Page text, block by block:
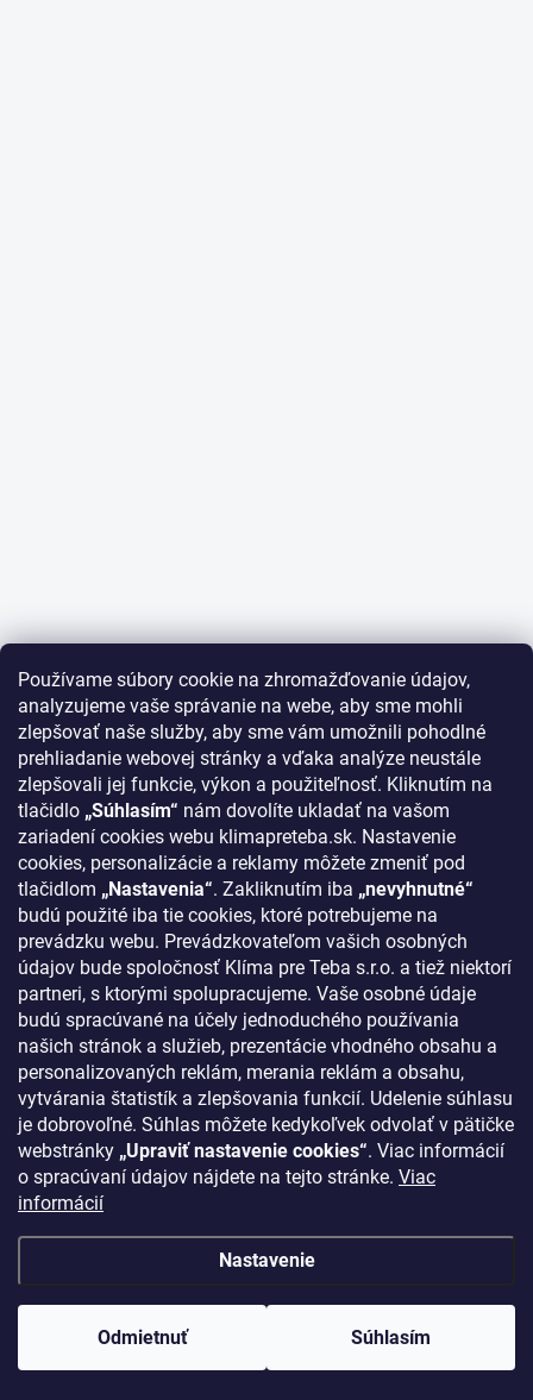
Používame súbory cookie na zhromažďovanie údajov,
analyzujeme vaše správanie na webe, aby sme mohli
zlepšovať naše služby, aby sme vám umožnili pohodlné
prehliadanie webovej stránky a vďaka analýze neustále
zlepšovali jej funkcie, výkon a použiteľnosť. Kliknutím na
tlačidlo „Súhlasím“ nám dovolíte ukladať na vašom
zariadení cookies webu klimapreteba.sk. Nastavenie
cookies, personalizácie a reklamy môžete zmeniť pod
tlačidlom „Nastavenia“. Zakliknutím iba „nevyhnutné“
budú použité iba tie cookies, ktoré potrebujeme na
prevádzku webu. Prevádzkovateľom vašich osobných
údajov bude spoločnosť Klíma pre Teba s.r.o. a tiež niektorí
partneri, s ktorými spolupracujeme. Vaše osobné údaje
budú spracúvané na účely jednoduchého používania
našich stránok a služieb, prezentácie vhodného obsahu a
personalizovaných reklám, merania reklám a obsahu,
vytvárania štatistík a zlepšovania funkcií. Udelenie súhlasu
je dobrovoľné. Súhlas môžete kedykoľvek odvolať v pätičke
webstránky „Upraviť nastavenie cookies“. Viac informácií
o spracúvaní údajov nájdete na tejto stránke. Viac
informácií
Nastavenie
Odmietnuť Súhlasím